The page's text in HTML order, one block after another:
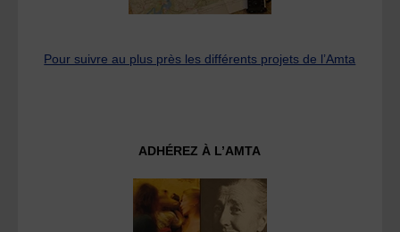
Pour suivre au plus près les différents projets de l’Amta
ADHÉREZ À L’AMTA